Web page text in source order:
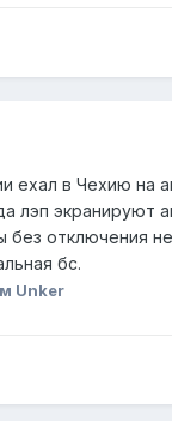
ехал в Чехию
лэп экранируют
отключения
бс.
Unker